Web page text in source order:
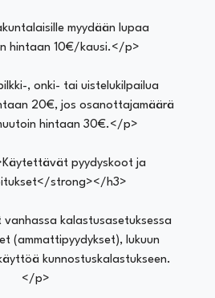
myydään lupaa
hintaan 10€/kausi.</p>
, onki- tai uistelukilpailua
20€, jos osanottajamäärä
hintaan 30€.</p>
pyydyskoot ja
strong></h3>
kalastusasetuksessa
(ammattipyydykset), lukuun
kunnostuskalastukseen.
</p>